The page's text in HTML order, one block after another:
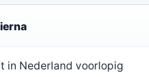
in Nederland voorlopig